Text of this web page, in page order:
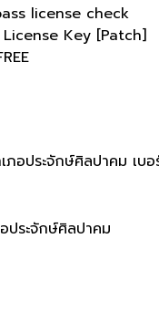
license check
Key [Patch]
อประจักษ์ศิลปาคม เบอ
ระจักษ์ศิลปาคม